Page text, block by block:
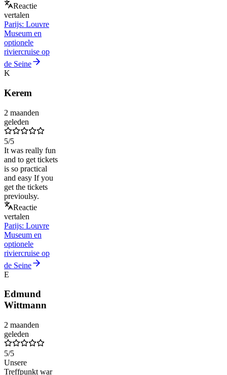
Reactie
vertalen
Parijs: Louvre
Museum en
optionele
riviercruise op
de Seine
K
Kerem
2 maanden
geleden
5/5
It was really fun
and to get tickets
is so practical
and easy If you
get the tickets
previoulsy.
Reactie
vertalen
Parijs: Louvre
Museum en
optionele
riviercruise op
de Seine
E
Edmund
Wittmann
2 maanden
geleden
5/5
Unsere
Treffpunkt war